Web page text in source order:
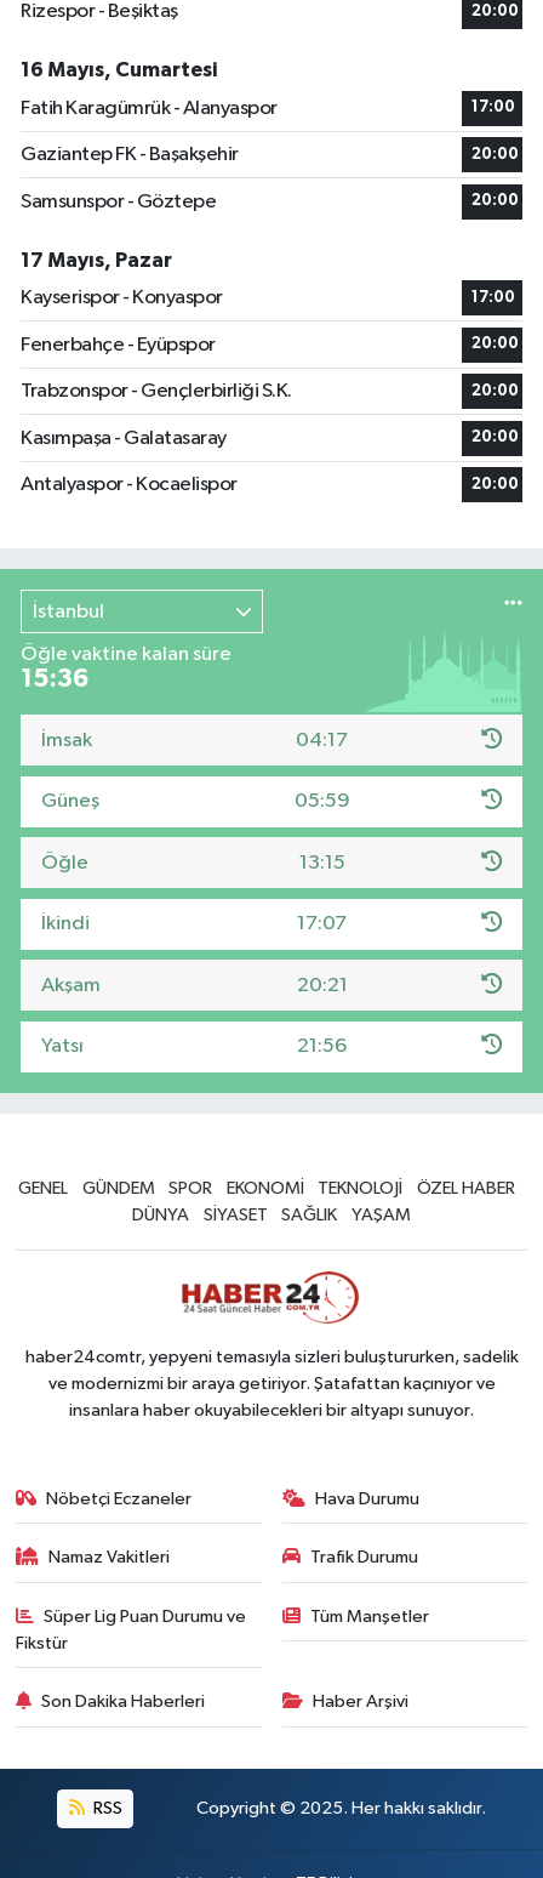
Rizespor - Beşiktaş
20:00
16 Mayıs, Cumartesi
Fatih Karagümrük - Alanyaspor
17:00
Gaziantep FK - Başakşehir 20:00
Samsunspor - Göztepe 20:00
17 Mayıs, Pazar
Kayserispor - Konyaspor
17:00
Fenerbahçe - Eyüpspor 20:00
Trabzonspor - Gençlerbirliği S.K. 20:00
Kasımpaşa - Galatasaray 20:00
Antalyaspor - Kocaelispor 20:00
İstanbul
Öğle vaktine kalan süre
15:36
İmsak 04:17
Güneş 05:59
Öğle 13:15
İkindi 17:07
Akşam 20:21
Yatsı 21:56
GENEL GÜNDEM SPOR EKONOMİ TEKNOLOJİ
ÖZEL HABER
DÜNYA
SİYASET SAĞLIK YAŞAM
haber24comtr, yepyeni temasıyla sizleri buluştururken, sadelik
ve modernizmi bir araya getiriyor. Şatafattan kaçınıyor ve
insanlara haber okuyabilecekleri bir altyapı sunuyor.
Nöbetçi Eczaneler Hava Durumu
Namaz Vakitleri Trafik Durumu
Süper Lig Puan Durumu ve
Fikstür
Tüm Manşetler
Son Dakika Haberleri Haber Arşivi
RSS Copyright © 2025. Her hakkı saklıdır.